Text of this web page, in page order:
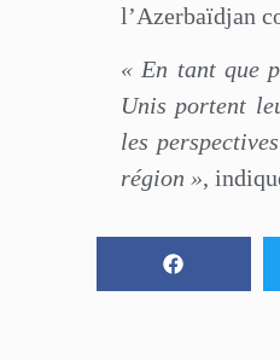
l’Azerbaïdjan
« En tant que
Unis portent
les
région »,